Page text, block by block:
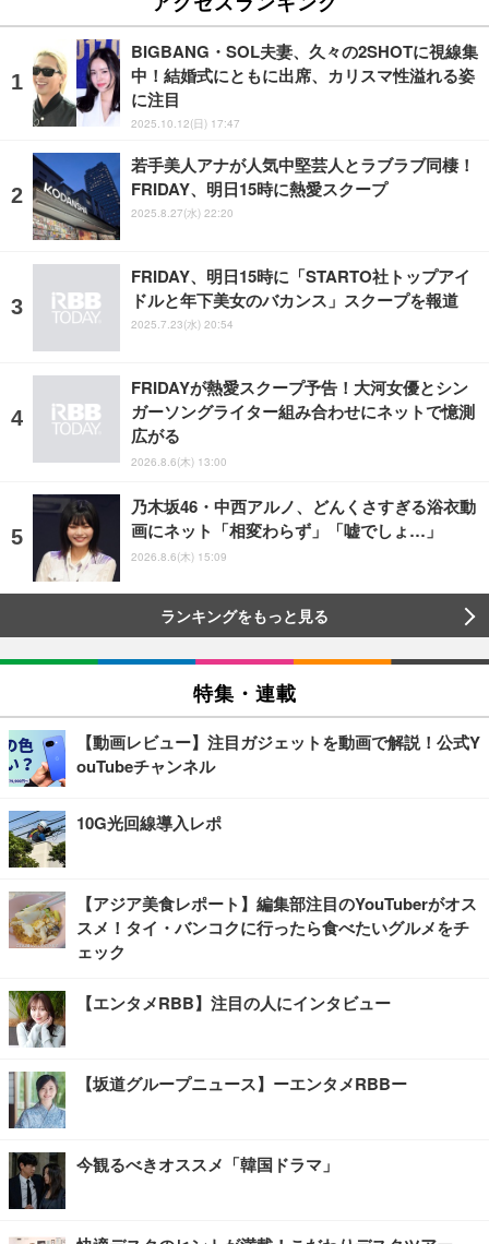
BIGBANG・SOL夫妻、久々の2SHOTに視線集
中！結婚式にともに出席、カリスマ性溢れる姿
に注目
2025.10.12(日) 17:47
若手美人アナが人気中堅芸人とラブラブ同棲！
FRIDAY、明日15時に熱愛スクープ
2025.8.27(水) 22:20
FRIDAY、明日15時に「STARTO社トップアイ
ドルと年下美女のバカンス」スクープを報道
2025.7.23(水) 20:54
FRIDAYが熱愛スクープ予告！大河女優とシン
ガーソングライター組み合わせにネットで憶測
広がる
2026.8.6(木) 13:00
乃木坂46・中西アルノ、どんくさすぎる浴衣動
画にネット「相変わらず」「嘘でしょ…」
2026.8.6(木) 15:09
ランキングをもっと見る
特集・連載
【動画レビュー】注目ガジェットを動画で解説！公式Y
ouTubeチャンネル
10G光回線導入レポ
【アジア美食レポート】編集部注目のYouTuberがオス
スメ！タイ・バンコクに行ったら食べたいグルメをチ
ェック
【エンタメRBB】注目の人にインタビュー
【坂道グループニュース】ーエンタメRBBー
今観るべきオススメ「韓国ドラマ」